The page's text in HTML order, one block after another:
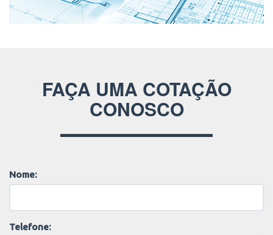
FAÇA UMA COTAÇÃO
CONOSCO
Nome:
Telefone: